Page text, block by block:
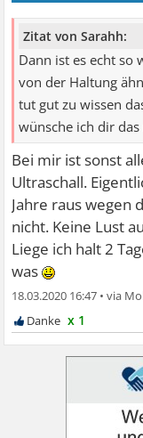
Zitat von Sarahh:
Dann ist es echt so
von der Haltung
tut gut zu wissen
wünsche ich dir das
Bei mir ist sonst
Ultraschall.
Jahre raus wegen
nicht. Keine Lust
Liege ich halt 2
was
18.03.2020 16:47 •
x 1